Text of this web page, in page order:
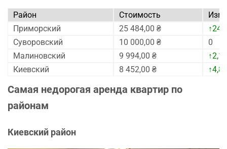
Район Стоимость
Приморский
25 484,00 ₴
Суворовский
10 000,00 ₴
0
Малиновский
9 994,00 ₴
Киевский
8 452,00 ₴
Самая недорогая аренда квартир по
районам
Киевский район